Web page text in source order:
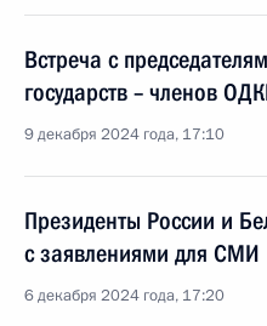
Встреча с
государств – членов
9 декабря 2024 года, 17:10
Президенты России и
с заявлениями для СМИ
6 декабря 2024 года, 17:20